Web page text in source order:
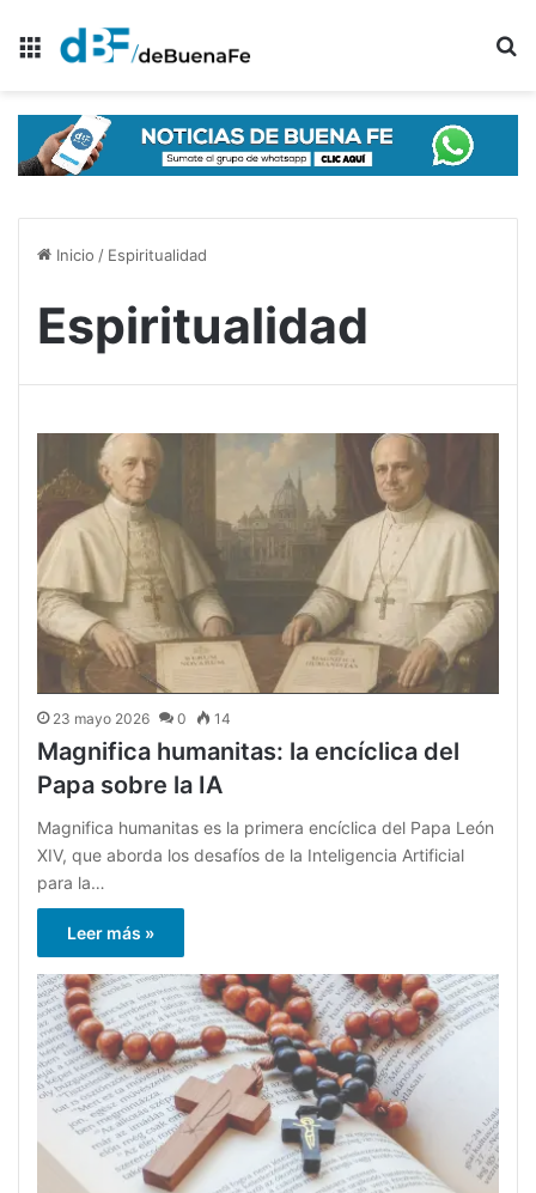
Menú
Inicio / Espiritualidad
Espiritualidad
23 mayo 2026 0 14
Magnifica humanitas: la encíclica del
Papa sobre la IA
Magnifica humanitas es la primera encíclica del Papa León
XIV, que aborda los desafíos de la Inteligencia Artificial
para la…
Leer más »